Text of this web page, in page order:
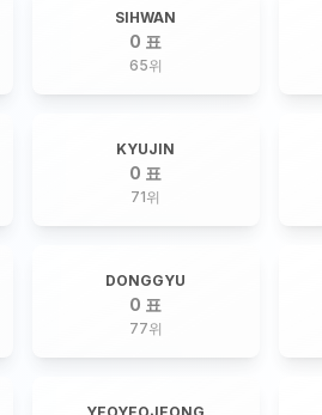
SIHWAN
0 표
65위
KYUJIN
0 표
71위
DONGGYU
0 표
77위